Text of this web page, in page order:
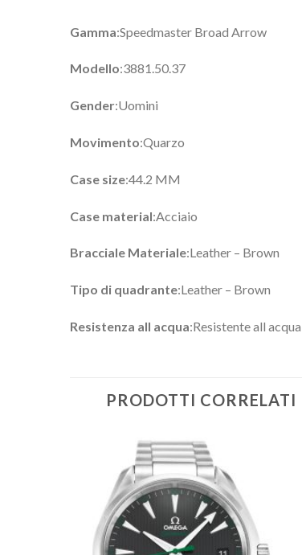
Gamma:Speedmaster Broad Arrow
Modello:3881.50.37
Gender:Uomini
Movimento:Quarzo
Case size:44.2 MM
Case material:Acciaio
Bracciale Materiale:Leather – Brown
Tipo di quadrante:Leather – Brown
Resistenza all acqua:Resistente all acqua
PRODOTTI CORRELATI